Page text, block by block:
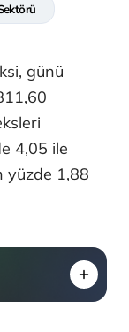
günü
4,05 ile
yüzde 1,88